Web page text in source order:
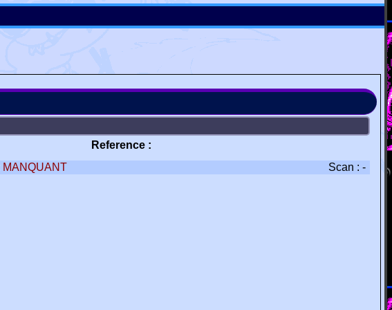
Reference :
MANQUANT Scan : -